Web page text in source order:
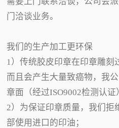
门洽谈业务。
我们的生产加工更环保
1）传统胶皮印章在印章雕刻
而且会产生大量致癌物，我
章面（经过ISO9002检测认证
2）为保证印章质量，我们拒
部使用进口的印油；